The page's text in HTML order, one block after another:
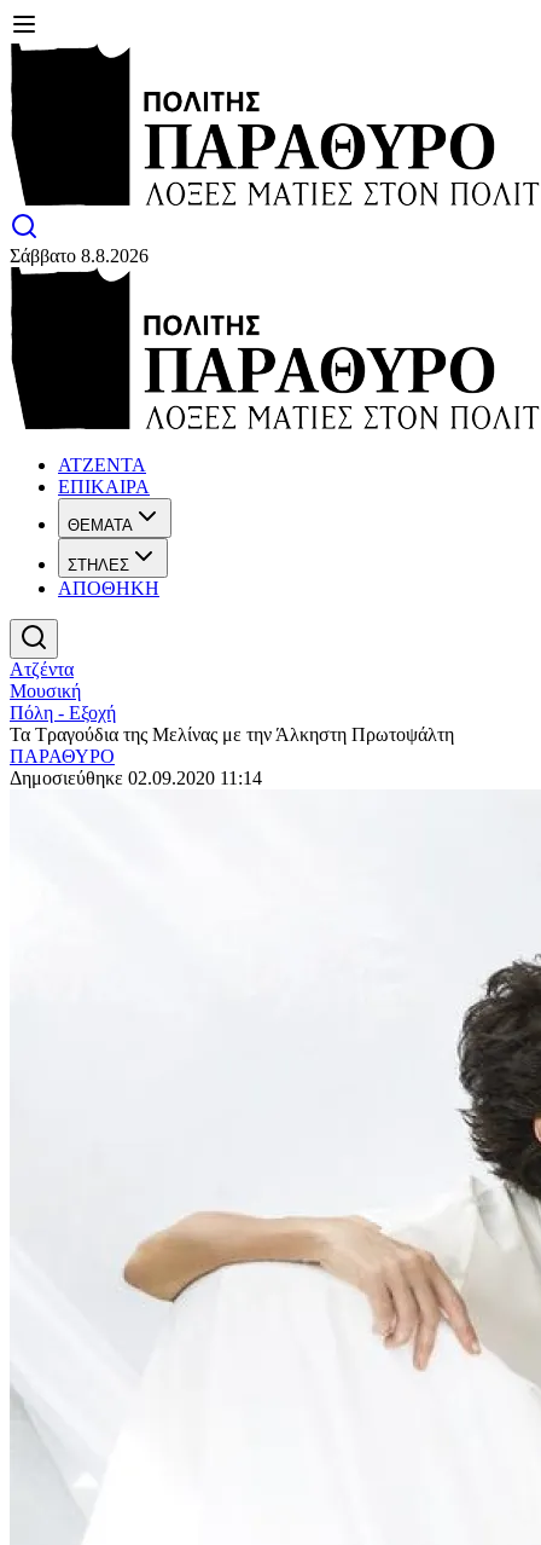
Σάββατο 8.8.2026
ΑΤΖΕΝΤΑ
ΕΠΙΚΑΙΡΑ
ΘΕΜΑΤΑ
ΣΤΗΛΕΣ
ΑΠΟΘΗΚΗ
Ατζέντα
Μουσική
Πόλη - Εξοχή
Τα Τραγούδια της Μελίνας με την Άλκηστη Πρωτοψάλτη
ΠΑΡΑΘΥΡΟ
Δημοσιεύθηκε 02.09.2020 11:14